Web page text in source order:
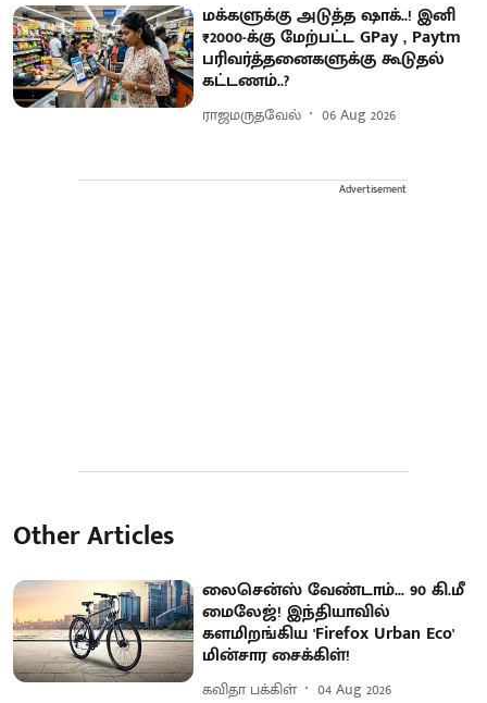
மக்களுக்கு அடுத்த ஷாக்..! இனி
₹2000-க்கு மேற்பட்ட GPay , Paytm
பரிவர்த்தனைகளுக்கு கூடுதல்
கட்டணம்..?
ராஜமருதவேல் 06 Aug 2026
Advertisement
Other Articles
லைசென்ஸ் வேண்டாம்... 90 கி.மீ
மைலேஜ்! இந்தியாவில்
களமிறங்கிய 'Firefox Urban Eco'
மின்சார சைக்கிள்!
கவிதா பக்கிள் 04 Aug 2026